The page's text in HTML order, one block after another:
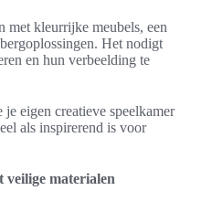
met kleurrijke meubels, een
Het nodigt
en hun verbeelding te
eigen creatieve speelkamer
als inspirerend is voor
materialen